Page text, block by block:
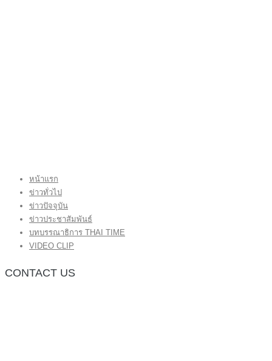
หน้าแรก
ข่าวทั่วไป
ข่าวปัจจุบัน
ข่าวประชาสัมพันธ์
บทบรรณาธิการ THAI TIME
VIDEO CLIP
CONTACT US